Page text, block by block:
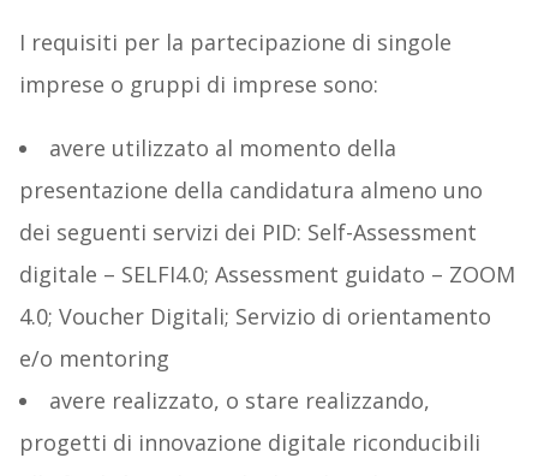
I requisiti per la partecipazione di singole
imprese o gruppi di imprese sono:
avere utilizzato al momento della
presentazione della candidatura almeno uno
dei seguenti servizi dei PID: Self-Assessment
digitale – SELFI4.0; Assessment guidato – ZOOM
4.0; Voucher Digitali; Servizio di orientamento
e/o mentoring
avere realizzato, o stare realizzando,
progetti di innovazione digitale riconducibili